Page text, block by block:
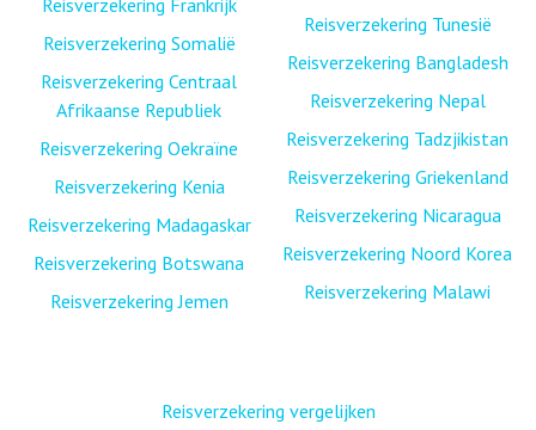
Reisverzekering Somalië
Reisverzekering Centraal
Afrikaanse Republiek
Reisverzekering Oekraïne
Reisverzekering Kenia
Reisverzekering Madagaskar
Reisverzekering Botswana
Reisverzekering Jemen
Reisverzekering Tunesië
Reisverzekering Bangladesh
Reisverzekering Nepal
Reisverzekering Tadzjikistan
Reisverzekering Griekenland
Reisverzekering Nicaragua
Reisverzekering Noord Korea
Reisverzekering Malawi
Reisverzekering vergelijken